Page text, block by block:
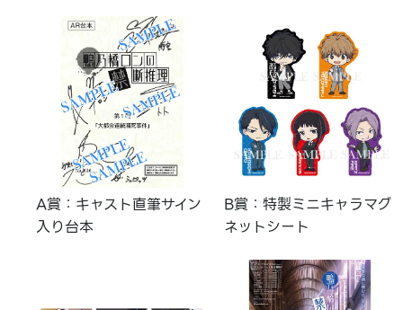
A賞：キャスト直筆サイン
入り台本
B賞：特製ミニキャラマグ
ネットシート